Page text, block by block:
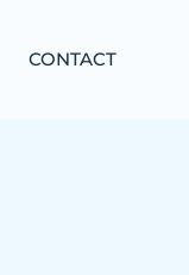
CONTACT